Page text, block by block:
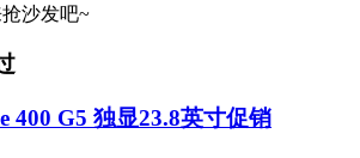
抢沙发吧~
400 G5 独显23.8英寸促销